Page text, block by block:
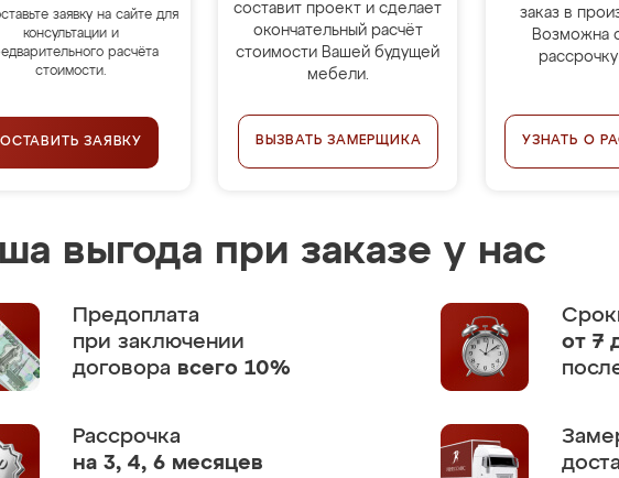
заявку на сайте для
консультации и
расчёта
стоимости.
ОСТАВИТЬ ЗАЯВКУ
составит проект и сделает
окончательный расчёт
стоимости Вашей будущей
мебели.
ВЫЗВАТЬ ЗАМЕРЩИКА
заказ в
Возможна
УЗНАТЬ О
выгода при заказе у нас
Предоплата
при заключении
договора всего 10%
от 7
Рассрочка
на 3, 4, 6 месяцев